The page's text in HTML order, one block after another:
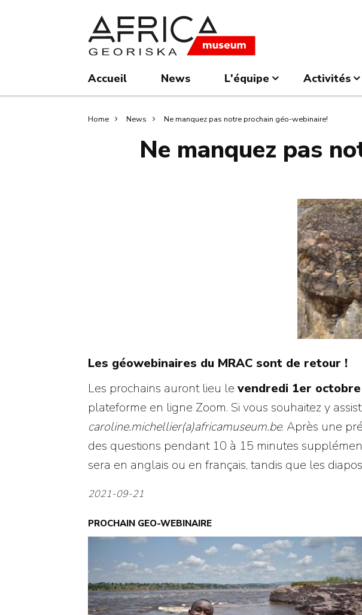
Accueil News L'équipe Activités
Breadcrumb
Home News Ne manquez pas notre prochain géo-webinaire!
Ne manquez pas
Les géowebinaires du MRAC sont de retour !
Les prochains auront lieu le vendredi 1er octobre
plateforme en ligne Zoom. Si vous souhaitez y
caroline.michellier(a)africamuseum.be. Après une
des questions pendant 10 à 15 minutes
sera en anglais ou en français, tandis que les
2021-09-21
PROCHAIN GEO-WEBINAIRE